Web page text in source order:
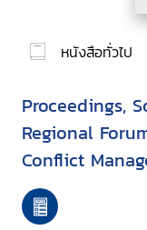
หนังสือทั่วไป
Proceedings,
Regional
Conflict
Governance :
1999, Khon